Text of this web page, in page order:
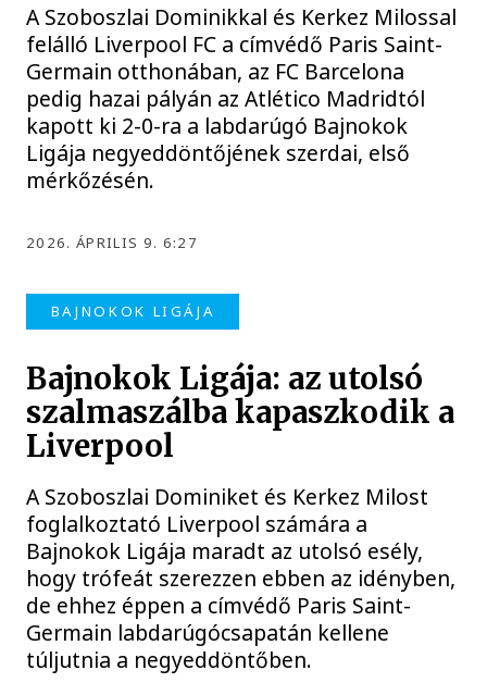
A Szoboszlai Dominikkal és Kerkez Milossal
felálló Liverpool FC a címvédő Paris Saint-
Germain otthonában, az FC Barcelona
pedig hazai pályán az Atlético Madridtól
kapott ki 2-0-ra a labdarúgó Bajnokok
Ligája negyeddöntőjének szerdai, első
mérkőzésén.
2026. ÁPRILIS 9. 6:27
BAJNOKOK LIGÁJA
Bajnokok Ligája: az utolsó
szalmaszálba kapaszkodik a
Liverpool
A Szoboszlai Dominiket és Kerkez Milost
foglalkoztató Liverpool számára a
Bajnokok Ligája maradt az utolsó esély,
hogy trófeát szerezzen ebben az idényben,
de ehhez éppen a címvédő Paris Saint-
Germain labdarúgócsapatán kellene
túljutnia a negyeddöntőben.